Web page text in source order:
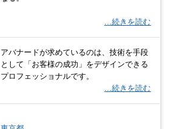
…続きを読む
アバナードが求めているのは、技術を手段
として「お客様の成功」をデザインできる
プロフェッショナルです。
…続きを読む